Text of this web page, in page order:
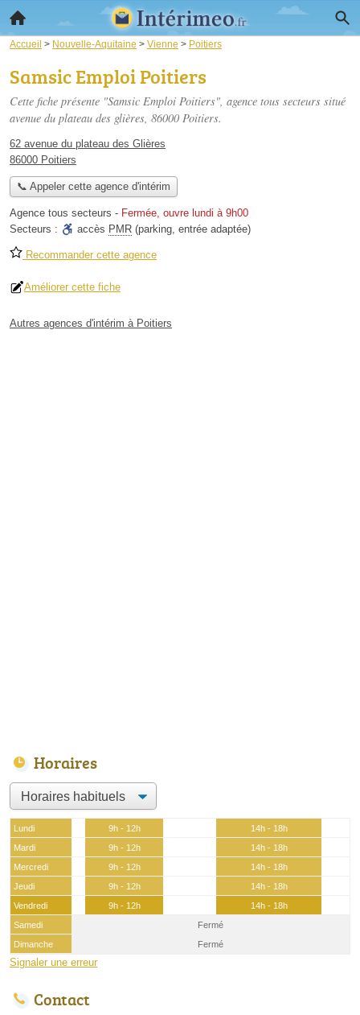
Accueil > Nouvelle-Aquitaine > Vienne > Poitiers
Samsic Emploi Poitiers
Cette fiche présente "Samsic Emploi Poitiers", agence tous secteurs situé
avenue du plateau des glières, 86000 Poitiers.
62 avenue du plateau des Glières
86000 Poitiers
📞 Appeler cette agence d'intérim
Agence tous secteurs - Fermée, ouvre lundi à 9h00
Secteurs :
accès PMR (parking, entrée adaptée)
Recommander cette agence
Améliorer cette fiche
Autres agences d'intérim à Poitiers
Horaires
Lundi 9h - 12h
14h - 18h
Mardi
9h - 12h
14h - 18h
Mercredi
9h - 12h
14h - 18h
Jeudi
9h - 12h
14h - 18h
Vendredi
9h - 12h
14h - 18h
Samedi
Fermé
Dimanche
Fermé
Signaler une erreur
Contact